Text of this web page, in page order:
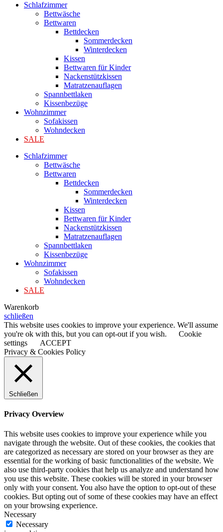
Schlafzimmer
Bettwäsche
Bettwaren
Bettdecken
Sommerdecken
Winterdecken
Kissen
Bettwaren für Kinder
Nackenstützkissen
Matratzenauflagen
Spannbettlaken
Kissenbezüge
Wohnzimmer
Sofakissen
Wohndecken
SALE
Schlafzimmer
Bettwäsche
Bettwaren
Bettdecken
Sommerdecken
Winterdecken
Kissen
Bettwaren für Kinder
Nackenstützkissen
Matratzenauflagen
Spannbettlaken
Kissenbezüge
Wohnzimmer
Sofakissen
Wohndecken
SALE
Warenkorb
schließen
This website uses cookies to improve your experience. We'll assume
you're ok with this, but you can opt-out if you wish.
Cookie
settings
ACCEPT
Privacy & Cookies Policy
Schließen
Privacy Overview
This website uses cookies to improve your experience while you
navigate through the website. Out of these cookies, the cookies that
are categorized as necessary are stored on your browser as they are
essential for the working of basic functionalities of the website. We
also use third-party cookies that help us analyze and understand how
you use this website. These cookies will be stored in your browser
only with your consent. You also have the option to opt-out of these
cookies. But opting out of some of these cookies may have an effect
on your browsing experience.
Necessary
Necessary